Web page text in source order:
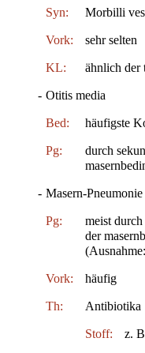
Syn: Morbilli
Vork: sehr selten
KL: ähnlich der
- Otitis media
Bed: häufigste
Pg:
durch
- Masern-Pneumonie
Pg:
meist
der
Vork: häufig
Th: Antibiotika
Stoff: z.